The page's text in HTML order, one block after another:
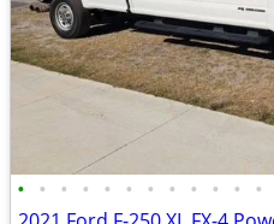
• • • • • • • • • • • •